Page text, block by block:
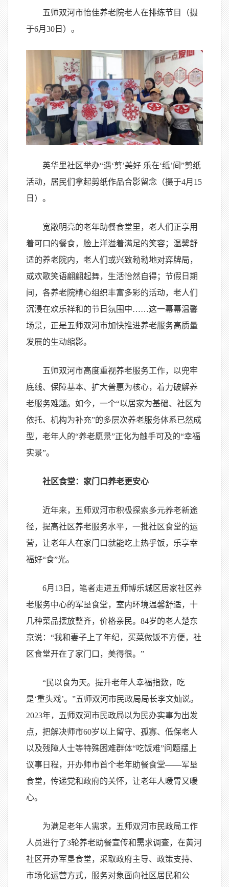
五师双河市怡佳养老院老人在排练节目（摄
于6月30日）。
英华里社区举办“遇‘剪’美好 乐在‘纸’间”剪纸
活动，居民们拿起剪纸作品合影留念（摄于4月15
日）。
宽敞明亮的老年助餐食堂里，老人们正享用
着可口的餐食，脸上洋溢着满足的笑容；温馨舒
适的养老院内，老人们或兴致勃勃地对弈牌局，
或欢歌笑语翩翩起舞，生活怡然自得；节假日期
间，各养老院精心组织丰富多彩的活动，老人们
沉浸在欢乐祥和的节日氛围中……这一幕幕温馨
场景，正是五师双河市加快推进养老服务高质量
发展的生动缩影。
五师双河市高度重视养老服务工作，以兜牢
底线、保障基本、扩大普惠为核心，着力破解养
老服务难题。如今，一个“以居家为基础、社区为
依托、机构为补充”的多层次养老服务体系已然成
型，老年人的“养老愿景”正化为触手可及的“幸福
实景”。
社区食堂：家门口养老更安心
近年来，五师双河市积极探索多元养老新途
径，提高社区养老服务水平，一批社区食堂的运
营，让老年人在家门口就能吃上热乎饭，乐享幸
福好“食”光。
6月13日，笔者走进五师博乐城区居家社区养
老服务中心的军垦食堂，室内环境温馨舒适，十
几种菜品摆放整齐，价格亲民。84岁的老人楚东
京说：“我和妻子上了年纪，买菜做饭不方便，社
区食堂开在了家门口，美得很。”
“民以食为天。提升老年人幸福指数，吃
是‘重头戏’。”五师双河市民政局局长李文灿说。
2023年，五师双河市民政局以为民办实事为出发
点，把解决师市60岁以上留守、孤寡、低保老人
以及残障人士等特殊困难群体“吃饭难”问题摆上
议事日程，开办师市首个老年助餐食堂——军垦
食堂，传递党和政府的关怀，让老年人暖胃又暖
心。
为满足老年人需求，五师双河市民政局工作
人员进行了3轮养老助餐宣传和需求调查，在黄河
社区开办军垦食堂，采取政府主导、政策支持、
市场化运营方式，服务对象面向社区居民和公